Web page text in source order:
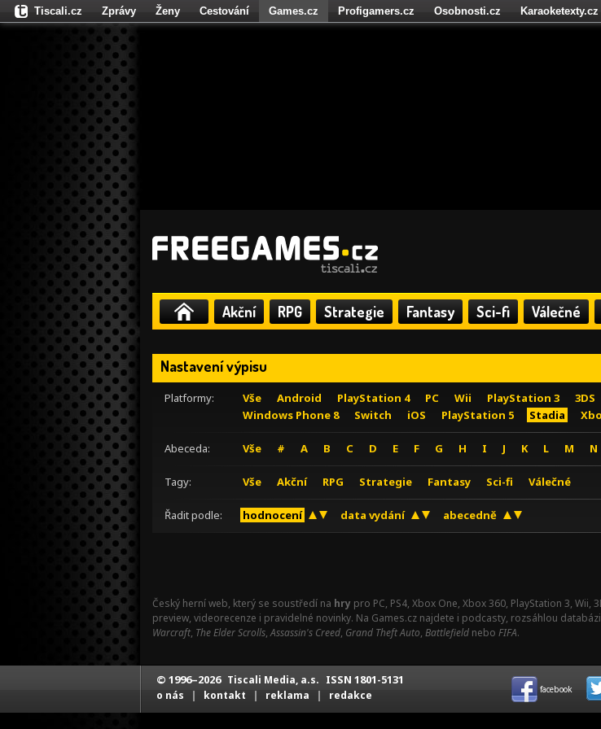
Akční RPG Strategie Fantasy Sci-fi Válečné
Nastavení výpisu
Platformy: Vše Android PlayStation 4 PC Wii PlayStation 3 3DS
Windows Phone 8
Switch iOS PlayStation 5 Stadia
Abeceda: Vše # A B C D E F G H I J K L M N
Tagy: Vše Akční RPG Strategie Fantasy Sci-fi Válečné
Řadit podle: hodnocení data vydání abecedně
Český herní web, který se soustředí na hry pro PC, PS4, Xbox One, Xbox 360, PlayStation 3, Wii,
preview, videorecenze i pravidelné novinky. Na Games.cz najdete i podcasty, rozsáhlou
Warcraft, The Elder Scrolls,Assassin's Creed, Grand Theft Auto, Battlefield nebo FIFA.
Tiscali.cz Zprávy Ženy Cestování Games.cz Profigamers.cz Osobnosti.cz Karaoketexty.cz
Fights.cz
© 1996–2026 Tiscali Media, a.s. ISSN 1801-5131
o nás | kontakt | reklama | redakce facebook